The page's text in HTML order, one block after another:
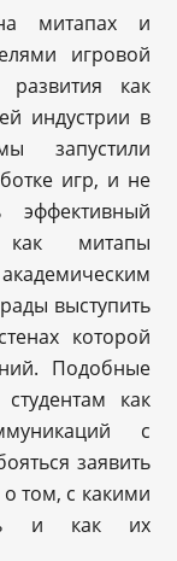
митапах и
игровой
как
индустрии в
запустили
игр, и не
митапы
выступить
которой
Подобные
как
с
заявить
о том, с какими
и как их